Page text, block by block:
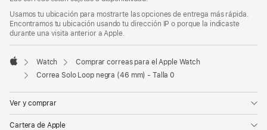
Usamos tu ubicación para mostrarte las opciones de entrega más rápida.
Encontramos tu ubicación usando tu dirección IP o porque la indicaste
durante una visita anterior a Apple.
Apple
Watch
Comprar correas para el Apple Watch
Correa Solo Loop negra (46 mm) - Talla 0
Ver y comprar
Cartera de Apple